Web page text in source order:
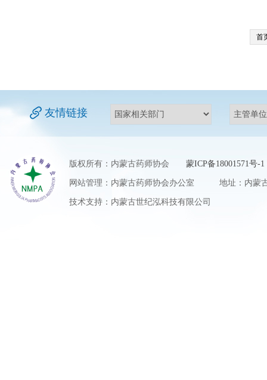
首
友情链接
版权所有：内蒙古药师协会 蒙ICP备18001571号-1
网站管理：内蒙古药师协会办公室 地址：内蒙古
技术支持：内蒙古世纪泓科技有限公司